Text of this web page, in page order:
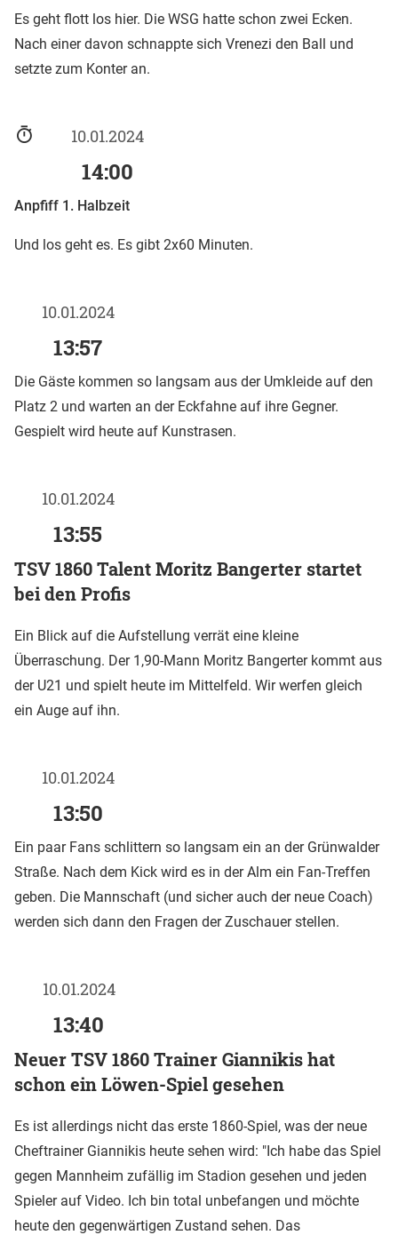
Es geht flott los hier. Die WSG hatte schon zwei Ecken.
Nach einer davon schnappte sich Vrenezi den Ball und
setzte zum Konter an.
10.01.2024
14:00
Anpfiff 1. Halbzeit
Und los geht es. Es gibt 2x60 Minuten.
10.01.2024
13:57
Die Gäste kommen so langsam aus der Umkleide auf den
Platz 2 und warten an der Eckfahne auf ihre Gegner.
Gespielt wird heute auf Kunstrasen.
10.01.2024
13:55
TSV 1860 Talent Moritz Bangerter startet
bei den Profis
Ein Blick auf die Aufstellung verrät eine kleine
Überraschung. Der 1,90-Mann Moritz Bangerter kommt aus
der U21 und spielt heute im Mittelfeld. Wir werfen gleich
ein Auge auf ihn.
10.01.2024
13:50
Ein paar Fans schlittern so langsam ein an der Grünwalder
Straße. Nach dem Kick wird es in der Alm ein Fan-Treffen
geben. Die Mannschaft (und sicher auch der neue Coach)
werden sich dann den Fragen der Zuschauer stellen.
10.01.2024
13:40
Neuer TSV 1860 Trainer Giannikis hat
schon ein Löwen-Spiel gesehen
Es ist allerdings nicht das erste 1860-Spiel, was der neue
Cheftrainer Giannikis heute sehen wird: "Ich habe das Spiel
gegen Mannheim zufällig im Stadion gesehen und jeden
Spieler auf Video. Ich bin total unbefangen und möchte
heute den gegenwärtigen Zustand sehen. Das